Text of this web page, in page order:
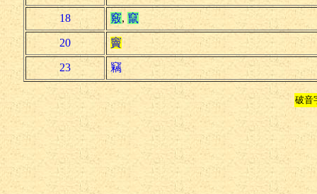
18 竅, 竄
20 竇
23 竊
破音